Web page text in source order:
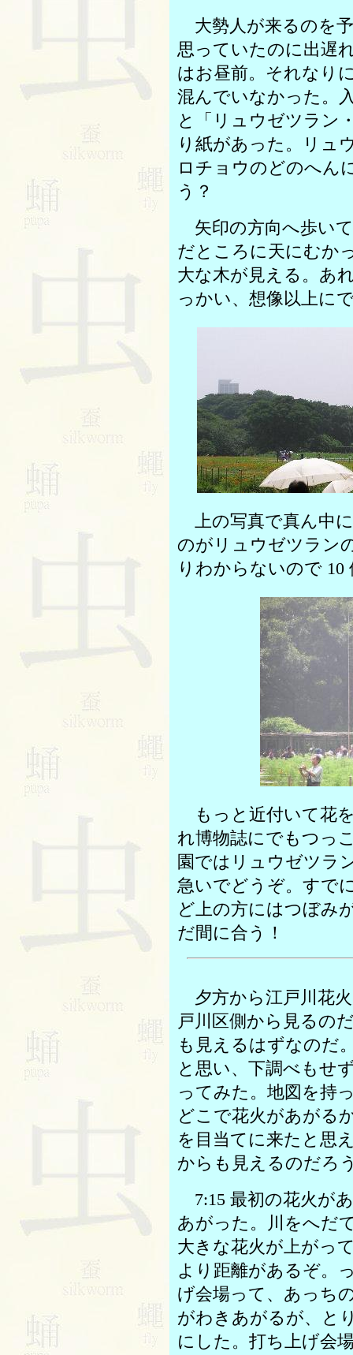
大勢人が来るのを
思っていたのに出遅
はお昼前。それなり
混んでいなかった。
と「リュウゼツラン
り紙があった。リュ
ロチョウのどのへん
う？
矢印の方向へ歩い
だところに天にむか
大な木が見える。あ
っかい、想像以上に
上の写真で真ん中
のがリュウゼツラン
りわからないので 10
もっと近付いて花
れ博物誌にでもつっ
園ではリュウゼツラ
急いでどうぞ。すで
ど上の方にはつぼみ
だ間に合う！
夕方から江戸川花
戸川区側から見るの
も見えるはずなのだ
と思い、下調べもせ
ってみた。地図を持
どこで花火があがる
を目当てに来たと思
からも見えるのだろ
7:15 最初の花火が
あがった。川をへだ
大きな花火が上がっ
より距離があるぞ。
げ会場って、あっち
がわきあがるが、と
にした。打ち上げ会